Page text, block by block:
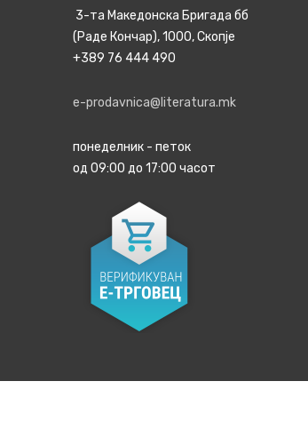
3-та Македонска Бригада бб
(Раде Кончар), 1000, Скопје
+389 76 444 490
e-prodavnica@literatura.mk
понеделник - петок
од 09:00 до 17:00 часот